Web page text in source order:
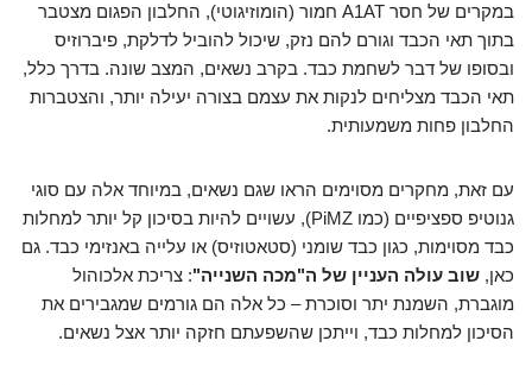
במקרים של חסר A1AT חמור (הומוזיגוטי), החלבון הפגום מצטבר
בתוך תאי הכבד וגורם להם נזק, שיכול להוביל לדלקת, פיברוזיס
ובסופו של דבר לשחמת כבד. בקרב נשאים, המצב שונה. בדרך כלל,
תאי הכבד מצליחים לנקות את עצמם בצורה יעילה יותר, והצטברות
החלבון פחות משמעותית.
עם זאת, מחקרים מסוימים הראו שגם נשאים, במיוחד אלה עם סוגי
גנוטיפ ספציפיים (כמו PiMZ), עשויים להיות בסיכון קל יותר למחלות
כבד מסוימות, כגון כבד שומני (סטאטוזיס) או עלייה באנזימי כבד. גם
כאן, שוב עולה העניין של ה"מכה השנייה": צריכת אלכוהול
מוגברת, השמנת יתר וסוכרת – כל אלה הם גורמים שמגבירים את
הסיכון למחלות כבד, וייתכן שהשפעתם חזקה יותר אצל נשאים.